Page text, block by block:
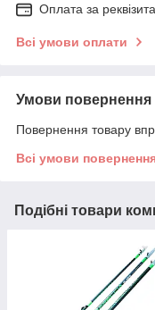
Оплата за
Всі умови оплати
Умови повернення
Повернення товару
Всі умови
Подібні товари